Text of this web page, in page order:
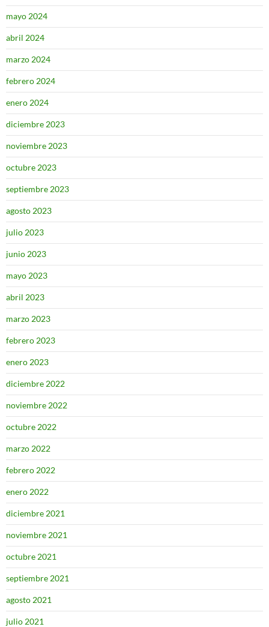
mayo 2024
abril 2024
marzo 2024
febrero 2024
enero 2024
diciembre 2023
noviembre 2023
octubre 2023
septiembre 2023
agosto 2023
julio 2023
junio 2023
mayo 2023
abril 2023
marzo 2023
febrero 2023
enero 2023
diciembre 2022
noviembre 2022
octubre 2022
marzo 2022
febrero 2022
enero 2022
diciembre 2021
noviembre 2021
octubre 2021
septiembre 2021
agosto 2021
julio 2021